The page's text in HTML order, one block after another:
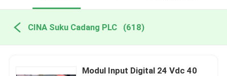
CINA Suku Cadang PLC (618)
Modul Input Digital 24 Vdc 40